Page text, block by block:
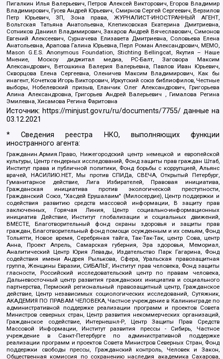
Пигалкин Илья Валерьевич, Петров Алексей Викторович, Егоров Владимир
Владимирович, Гусев Андрей Юрьевич, Смирнов Сергей Сергеевич, Верзилов
Петр Юрьевич, ЗП, Зона права, ЖУРНАЛИСТ-ИНОСТРАННЫЙ АГЕНТ,
Вольтская Татьяна Анатольевна, Клепиковская Екатерина Дмитриевна,
Сотников Даниил Владимирович, Захаров Андрей Вячеславович, Симонов
Евгений Алексеевич, Сурначева Елизавета Дмитриевна, Соловьева Елена
Анатольевна, Арапова Галина Юрьевна, Перл Роман Александрович, МЕМО,
Mason G.E.S. Anonymous Foundation, Stichting Bellingcat, Якутия – Наше
Мнение, Москоу диджитал медиа, РС-Балт, Заговора Максим
Александрович, Ветошкина Валерия Валерьевна, Павлов Иван Юрьевич,
Скворцова Елена Сергеевна, Оленичев Максим Владимирович, Как бы
инагент, Кочетков Игорь Викторович, Иркутский союз библиофилов, Честные
выборы, Нобелевский призыв, Еланчик Олег Александрович, Григорьева
Алина Александровна, Григорьев Андрей Валерьевич , Гималова Регина
Эмилевна, Хисамова Регина Фаритовна
Источник: https://minjust.gov.ru/ru/documents/7755/ данные на
03.12.2021
* Сведения реестра НКО, выполняющих функции
иностранного агента:
Гражданин.Армия.Право, Нижегородский центр немецкой и европейской
культуры, Центр гендерных исследований, Фонд защиты прав граждан Штаб,
Институт права и публичной политики, Фонд борьбы с коррупцией, Альянс
врачей, НАСИЛИЮ.НЕТ, Мы против СПИДа, СВЕЧА, Открытый Петербург,
Гуманитарное действие, Лига Избирателей, Правовая инициатива,
Гражданская инициатива против экологической преступности,
Гражданский Союз, "Хасдей Ерушалаим" (Милосердие), Центр поддержки и
содействия развитию средств массовой информации, В защиту прав
заключенных, Горячая Линия, Центр социально-информационных
инициатив Действие, Институт глобализации и социальных движений,
ВМЕСТЕ, Благотворительный фонд охраны здоровья и защиты прав
граждан, Благотворительный фонд помощи осужденным и их семьям, Фонд
Тольятти, Новое время, Серебряная тайга, Так-Так-Так, центр Сова, центр
Анна, Проект Апрель, Самарская губерния, Эра здоровья, Мемориал,
Аналитический Центр Юрия Левады, Издательство Парк Гагарина, Фонд
содействия имени Андрея Рылькова, Сфера, Уральская правозащитная
группа, Женщины Евразии, СИБАЛЬТ, Институт прав человека, Фонд защиты
гласности, Российский исследовательский центр по правам человека,
Дальневосточный центр развития гражданских инициатив и социального
партнерства, Пермский региональный правозащитный центр, Гражданское
действие, Центр независимых социологических исследований, Сутяжник,
АКАДЕМИЯ ПО ПРАВАМ ЧЕЛОВЕКА, Частное учреждение в Калининграде по
административной поддержке реализации программ и проектов Совета
Министров северных стран, Центр развития некоммерческих организаций,
Гражданское содействие, Интернешнл-Р, Центр Защиты Прав Средств
Массовой Информации, Институт развития прессы - Сибирь, Частное
учреждение в Санкт-Петербурге по административной поддержке
реализации программ и проектов Совета Министров Северных Стран, Фонд
поддержки свободы прессы, Гражданский контроль, Человек и Закон,
Общественная комиссия по сохранению наследия академика Сахарова,